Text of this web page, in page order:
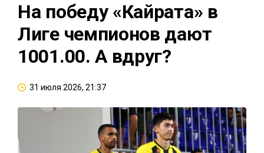
На победу «Кайрата» в
Лиге чемпионов дают
1001.00. А вдруг?
31 июля 2026, 21:37